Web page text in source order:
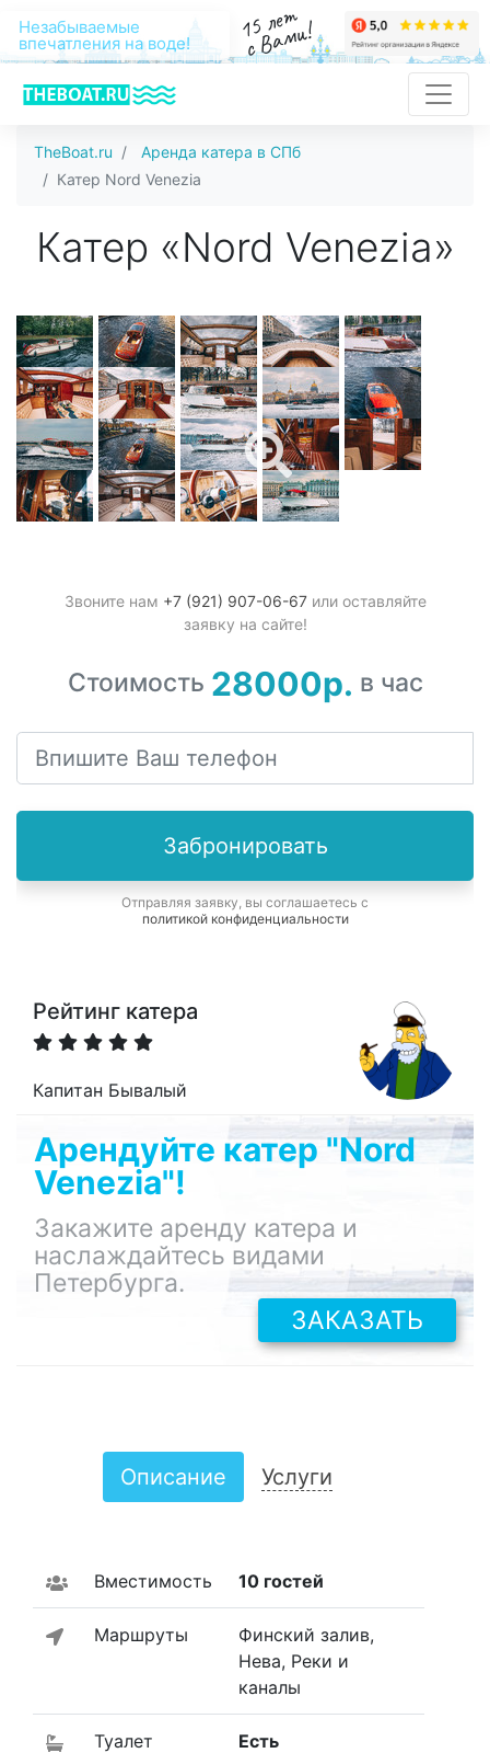
Незабываемые
впечатления на воде! 15 лет
с Вами!
TheBoat.ru
Аренда катера в СПб
Катер Nord Venezia
Катер «Nord Venezia»
Звоните нам +7 (921) 907-06-67или оставляйте
заявку на сайте!
Стоимость 28000р. в час
Забронировать
Отправляя заявку, вы соглашаетесь с
политикой конфиденциальности
Рейтинг катера
Капитан Бывалый
Арендуйте катер "Nord
Venezia"!
Закажите аренду катера и
наслаждайтесь видами
Петербурга.
ЗАКАЗАТЬ
Описание Услуги
Вместимость 10 гостей
Маршруты
Финский залив,
Нева, Реки и
каналы
Туалет Есть